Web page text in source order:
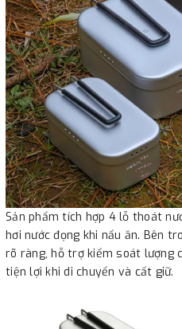
Sản phẩm tích hợp 4 lỗ thoát
hơi nước đọng khi nấu ăn. Bên
rõ ràng, hỗ trợ kiểm soát lượng
tiện lợi khi di chuyển và cất giữ.